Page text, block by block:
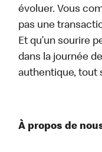
évoluer. Vous
pas une
Et qu’un sourire
dans la journée
authentique, tout
À propos de